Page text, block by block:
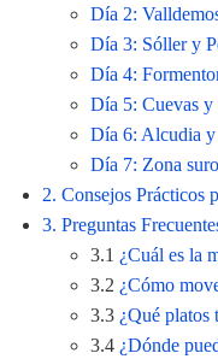
Día 2:
Día 3: Sóller y
Día 4:
Día 5: Cuevas y
Día 6: Alcudia
Día 7: Zona
2. Consejos Prácticos
3. Preguntas
3.1 ¿Cuál es la
3.2 ¿Cómo
3.3 ¿Qué platos
3.4 ¿Dónde